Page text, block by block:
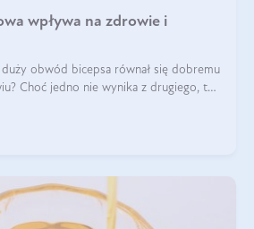
wpływa na zdrowie i
obwód bicepsa równał się dobremu
Choć jedno nie wynika z drugiego, to